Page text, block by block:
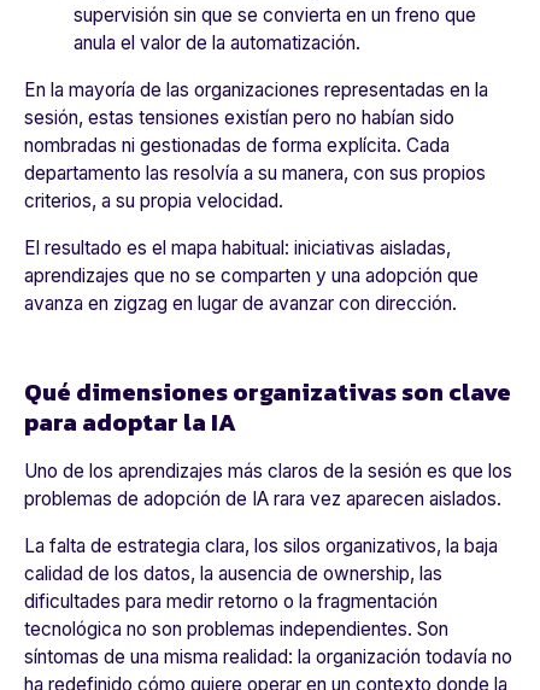
supervisión sin que se convierta en un freno que
anula el valor de la automatización.
En la mayoría de las organizaciones representadas en la
sesión, estas tensiones existían pero no habían sido
nombradas ni gestionadas de forma explícita. Cada
departamento las resolvía a su manera, con sus propios
criterios, a su propia velocidad.
El resultado es el mapa habitual: iniciativas aisladas,
aprendizajes que no se comparten y una adopción que
avanza en zigzag en lugar de avanzar con dirección.
Qué dimensiones organizativas son clave
para adoptar la IA
Uno de los aprendizajes más claros de la sesión es que los
problemas de adopción de IA rara vez aparecen aislados.
La falta de estrategia clara, los silos organizativos, la baja
calidad de los datos, la ausencia de ownership, las
dificultades para medir retorno o la fragmentación
tecnológica no son problemas independientes. Son
síntomas de una misma realidad: la organización todavía no
ha redefinido cómo quiere operar en un contexto donde la